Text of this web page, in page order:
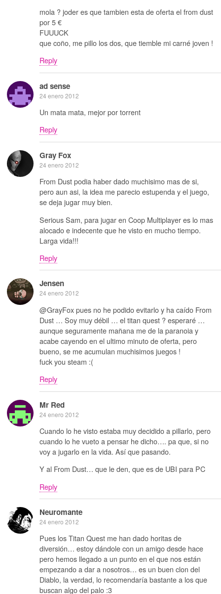
mola ? joder es que tambien esta de oferta el from dust
por 5 €
FUUUCK
que coño, me pillo los dos, que tiemble mi carné joven !
Reply
ad sense
24 enero 2012
Un mata mata, mejor por torrent
Reply
Gray Fox
24 enero 2012
From Dust podia haber dado muchisimo mas de si,
pero aun asi, la idea me parecio estupenda y el juego,
se deja jugar muy bien.
Serious Sam, para jugar en Coop Multiplayer es lo mas
alocado e indecente que he visto en mucho tiempo.
Larga vida!!!
Reply
Jensen
24 enero 2012
@GrayFox pues no he podido evitarlo y ha caído From
Dust … Soy muy débil … el titan quest ? esperaré …
aunque seguramente mañana me de la paranoia y
acabe cayendo en el ultimo minuto de oferta, pero
bueno, se me acumulan muchisimos juegos !
fuck you steam :(
Reply
Mr Red
24 enero 2012
Cuando lo he visto estaba muy decidido a pillarlo, pero
cuando lo he vueto a pensar he dicho…. pa que, si no
voy a jugarlo en la vida. Así que pasando.
Y al From Dust… que le den, que es de UBI para PC
Reply
Neuromante
24 enero 2012
Pues los Titan Quest me han dado horitas de
diversión… estoy dándole con un amigo desde hace
pero hemos llegado a un punto en el que nos están
empezando a dar a nosotros… es un buen clon del
Diablo, la verdad, lo recomendaría bastante a los que
buscan algo del palo :3